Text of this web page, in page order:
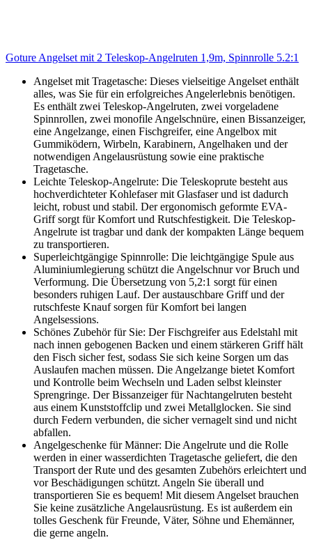
Goture Angelset mit 2 Teleskop-Angelruten 1,9m, Spinnrolle 5.2:1
Angelset mit Tragetasche: Dieses vielseitige Angelset enthält
alles, was Sie für ein erfolgreiches Angelerlebnis benötigen.
Es enthält zwei Teleskop-Angelruten, zwei vorgeladene
Spinnrollen, zwei monofile Angelschnüre, einen Bissanzeiger,
eine Angelzange, einen Fischgreifer, eine Angelbox mit
Gummiködern, Wirbeln, Karabinern, Angelhaken und der
notwendigen Angelausrüstung sowie eine praktische
Tragetasche.
Leichte Teleskop-Angelrute: Die Teleskoprute besteht aus
hochverdichteter Kohlefaser mit Glasfaser und ist dadurch
leicht, robust und stabil. Der ergonomisch geformte EVA-
Griff sorgt für Komfort und Rutschfestigkeit. Die Teleskop-
Angelrute ist tragbar und dank der kompakten Länge bequem
zu transportieren.
Superleichtgängige Spinnrolle: Die leichtgängige Spule aus
Aluminiumlegierung schützt die Angelschnur vor Bruch und
Verformung. Die Übersetzung von 5,2:1 sorgt für einen
besonders ruhigen Lauf. Der austauschbare Griff und der
rutschfeste Knauf sorgen für Komfort bei langen
Angelsessions.
Schönes Zubehör für Sie: Der Fischgreifer aus Edelstahl mit
nach innen gebogenen Backen und einem stärkeren Griff hält
den Fisch sicher fest, sodass Sie sich keine Sorgen um das
Auslaufen machen müssen. Die Angelzange bietet Komfort
und Kontrolle beim Wechseln und Laden selbst kleinster
Sprengringe. Der Bissanzeiger für Nachtangelruten besteht
aus einem Kunststoffclip und zwei Metallglocken. Sie sind
durch Federn verbunden, die sicher vernagelt sind und nicht
abfallen.
Angelgeschenke für Männer: Die Angelrute und die Rolle
werden in einer wasserdichten Tragetasche geliefert, die den
Transport der Rute und des gesamten Zubehörs erleichtert und
vor Beschädigungen schützt. Angeln Sie überall und
transportieren Sie es bequem! Mit diesem Angelset brauchen
Sie keine zusätzliche Angelausrüstung. Es ist außerdem ein
tolles Geschenk für Freunde, Väter, Söhne und Ehemänner,
die gerne angeln.